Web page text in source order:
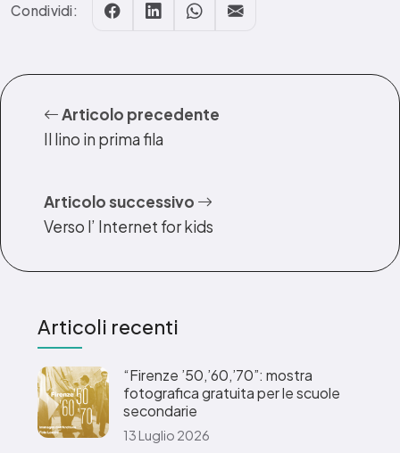
Condividi:
Articolo precedente
Il lino in prima fila
Articolo successivo
Verso l’ Internet for kids
Articoli recenti
“Firenze ’50,’60,’70”: mostra
fotografica gratuita per le scuole
secondarie
13 Luglio 2026